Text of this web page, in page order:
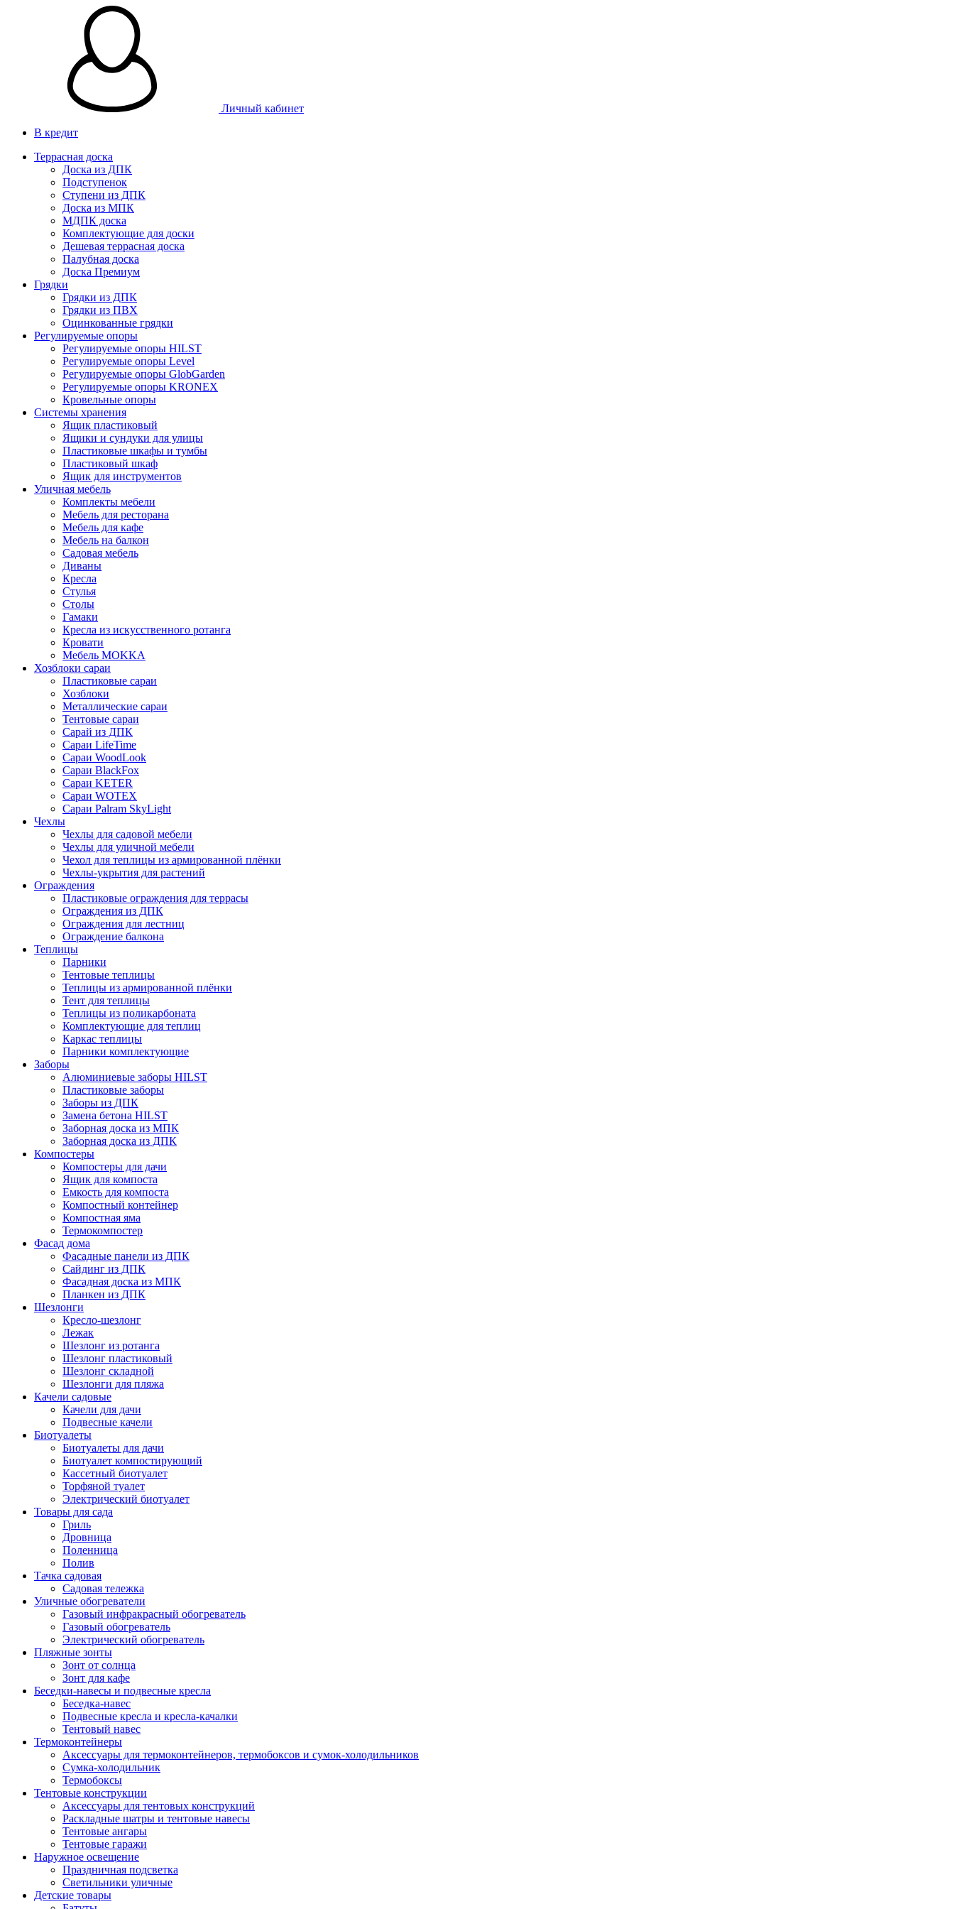
Личный кабинет
В кредит
Террасная доска
Доска из ДПК
Подступенок
Ступени из ДПК
Доска из МПК
МДПК доска
Комплектующие для доски
Дешевая террасная доска
Палубная доска
Доска Премиум
Грядки
Грядки из ДПК
Грядки из ПВХ
Оцинкованные грядки
Регулируемые опоры
Регулируемые опоры HILST
Регулируемые опоры Level
Регулируемые опоры GlobGarden
Регулируемые опоры KRONEX
Кровельные опоры
Системы хранения
Ящик пластиковый
Ящики и сундуки для улицы
Пластиковые шкафы и тумбы
Пластиковый шкаф
Ящик для инструментов
Уличная мебель
Комплекты мебели
Мебель для ресторана
Мебель для кафе
Мебель на балкон
Садовая мебель
Диваны
Кресла
Стулья
Столы
Гамаки
Кресла из искусственного ротанга
Кровати
Мебель MOKKA
Хозблоки сараи
Пластиковые сараи
Хозблоки
Металлические сараи
Тентовые сараи
Сарай из ДПК
Cараи LifeTime
Cараи WoodLook
Сараи BlackFox
Сараи KETER
Сараи WOTEX
Сараи Palram SkyLight
Чехлы
Чехлы для садовой мебели
Чехлы для уличной мебели
Чехол для теплицы из армированной плёнки
Чехлы-укрытия для растений
Ограждения
Пластиковые ограждения для террасы
Ограждения из ДПК
Ограждения для лестниц
Ограждение балкона
Теплицы
Парники
Тентовые теплицы
Теплицы из армированной плёнки
Тент для теплицы
Теплицы из поликарбоната
Комплектующие для теплиц
Каркас теплицы
Парники комплектующие
Заборы
Алюминиевые заборы HILST
Пластиковые заборы
Заборы из ДПК
Замена бетона HILST
Заборная доска из МПК
Заборная доска из ДПК
Компостеры
Компостеры для дачи
Ящик для компоста
Емкость для компоста
Компостный контейнер
Компостная яма
Термокомпостер
Фасад дома
Фасадные панели из ДПК
Сайдинг из ДПК
Фасадная доска из МПК
Планкен из ДПК
Шезлонги
Кресло-шезлонг
Лежак
Шезлонг из ротанга
Шезлонг пластиковый
Шезлонг складной
Шезлонги для пляжа
Качели садовые
Качели для дачи
Подвесные качели
Биотуалеты
Биотуалеты для дачи
Биотуалет компостирующий
Кассетный биотуалет
Торфяной туалет
Электрический биотуалет
Товары для сада
Гриль
Дровница
Поленница
Полив
Тачка садовая
Садовая тележка
Уличные обогреватели
Газовый инфракрасный обогреватель
Газовый обогреватель
Электрический обогреватель
Пляжные зонты
Зонт от солнца
Зонт для кафе
Беседки-навесы и подвесные кресла
Беседка-навес
Подвесные кресла и кресла-качалки
Тентовый навес
Термоконтейнеры
Аксессуары для термоконтейнеров, термобоксов и сумок-холодильников
Сумка-холодильник
Термобоксы
Тентовые конструкции
Аксессуары для тентовых конструкций
Раскладные шатры и тентовые навесы
Тентовые ангары
Тентовые гаражи
Наружное освещение
Праздничная подсветка
Светильники уличные
Детские товары